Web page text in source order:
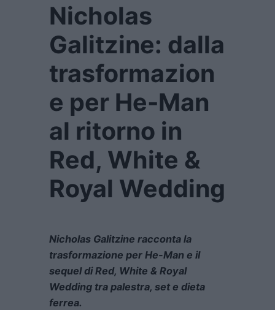
Nicholas
Galitzine: dalla
trasformazion
e per He-Man
al ritorno in
Red, White &
Royal Wedding
Nicholas Galitzine racconta la
trasformazione per He-Man e il
sequel di Red, White & Royal
Wedding tra palestra, set e dieta
ferrea.